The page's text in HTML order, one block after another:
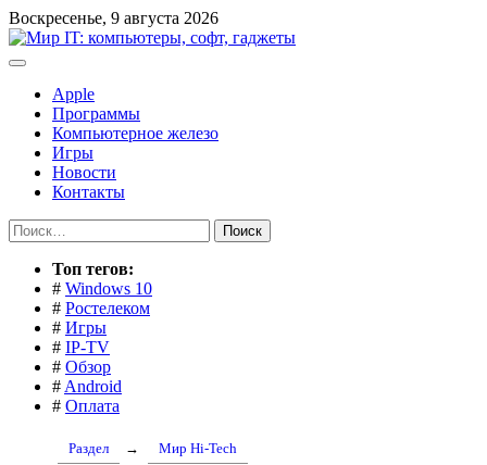
Перейти
к
содержимому
Воскресенье, 9 августа 2026
Apple
Программы
Компьютерное железо
Игры
Новости
Контакты
Найти:
Toп тегов:
# Windows 10
# Ростелеком
# Игры
# IP-TV
# Обзор
# Android
# Оплата
Раздел → Мир Hi-Tech